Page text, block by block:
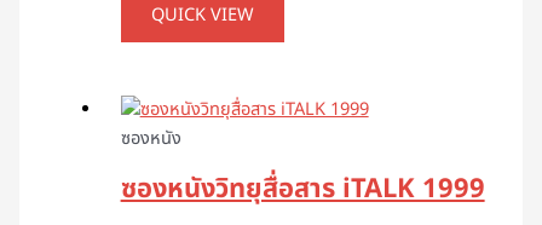
QUICK VIEW
ซองหนัง
ซองหนังวิทยุสื่อสาร iTALK 1999